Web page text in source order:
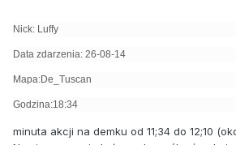
Nick: Luffy
Data zdarzenia: 26-08-14
Mapa:De_Tuscan
Godzina:18:34
minuta akcji na demku od 11;34 do 12;10